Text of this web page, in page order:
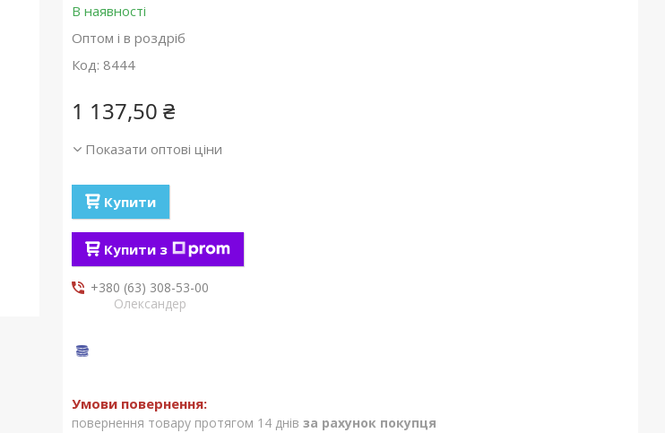
В наявності
Оптом і в роздріб
Код: 8444
1 137,50 ₴
Показати оптові ціни
Купити
Купити з
+380 (63) 308-53-00
Олександер
повернення товару протягом 14 днів за рахунок покупця